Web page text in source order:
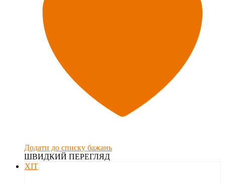
Додати до списку бажань
ШВИДКИЙ ПЕРЕГЛЯД
ХІТ